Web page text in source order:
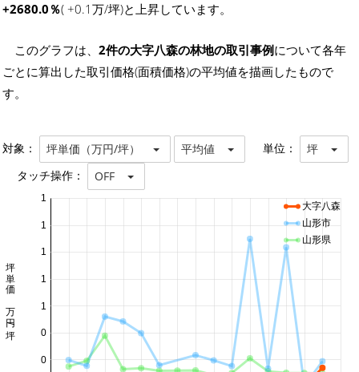
+2680.0％( +0.1万/坪)と上昇しています。
このグラフは、 2件の大字八森の林地の取引事例について各年
ごとに算出した取引価格(面積価格)の平均値を描画したもので
す。
対象： 坪単価（万円/坪） 平均値 単位： 坪
タッチ操作： OFF
0
0
1
1
1
1
1
坪単価 万円/坪
大字八森
山形市
山形県